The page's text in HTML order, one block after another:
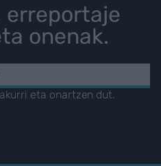
erreportaje
onenak.
eta onartzen dut.